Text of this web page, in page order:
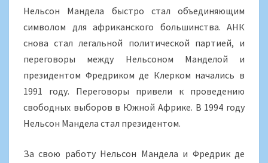
Нельсон Мандела быстро стал объединяющим
символом для африканского большинства. АНК
снова стал легальной политической партией, и
переговоры между Нельсоном Манделой и
президентом Фредриком де Клерком начались в
1991 году. Переговоры привели к проведению
свободных выборов в Южной Африке. В 1994 году
Нельсон Мандела стал президентом.
За свою работу Нельсон Мандела и Фредрик де